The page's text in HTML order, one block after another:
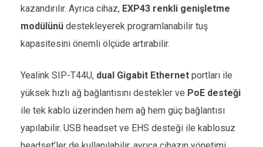
kazandırılır. Ayrıca cihaz, EXP43 renkli genişletme
modülünü destekleyerek programlanabilir tuş
kapasitesini önemli ölçüde artırabilir.
Yealink SIP-T44U, dual Gigabit Ethernet portları ile
yüksek hızlı ağ bağlantısını destekler ve PoE desteği
ile tek kablo üzerinden hem ağ hem güç bağlantısı
yapılabilir. USB headset ve EHS desteği ile kablosuz